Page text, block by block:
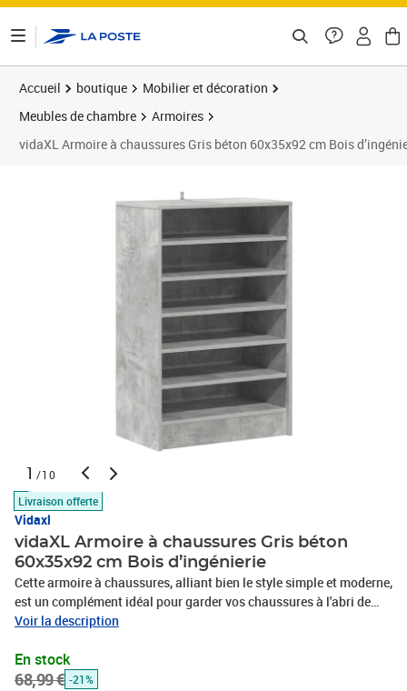
Accueil boutique
Mobilier et décoration
Meubles de chambre
Armoires
vidaXL Armoire à chaussures Gris béton 60x35x92 cm Bois
1 /10
Livraison offerte
Vidaxl
vidaXL Armoire à chaussures Gris béton
60x35x92 cm Bois d’ingénierie
Cette armoire à chaussures, alliant bien le style simple et moderne,
est un complément idéal pour garder vos chaussures à l'abri de
l'encombrement et créer un environnement bien rangé. Fabriquée
et la rend stable et durable. L'armoire est équipée de 7 étagères
pour ranger vos chaussures, bottes et pantoufles de manière
Voir la description
En stock
68,99 € -21%